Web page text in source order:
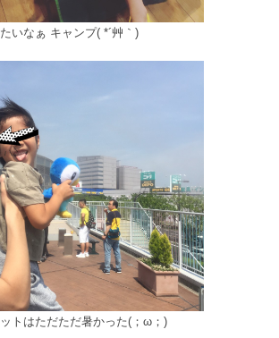
いなぁ キャンプ( *´艸｀)
トはただただ暑かった(；ω；)